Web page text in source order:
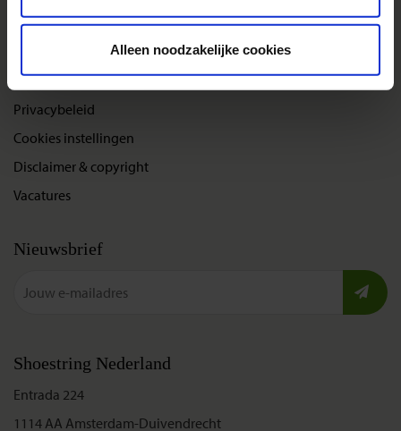
Alleen noodzakelijke cookies
Over Shoestring
Bel, mail of chat met ons
Privacybeleid
Cookies instellingen
Disclaimer & copyright
Vacatures
Nieuwsbrief
Shoestring Nederland
Entrada 224
1114 AA Amsterdam-Duivendrecht